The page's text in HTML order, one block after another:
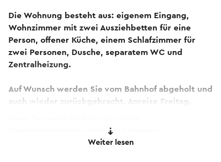
Die Wohnung besteht aus: eigenem Eingang,
Wohnzimmer mit zwei Ausziehbetten für eine
Person, offener Küche, einem Schlafzimmer für
zwei Personen, Dusche, separatem WC und
Zentralheizung.
Auf Wunsch werden Sie vom Bahnhof abgeholt und
auch wieder zurückgebracht. Anreise Freitag.
Übersetzungsdienstes automatisch übersetzt.
Weiter lesen